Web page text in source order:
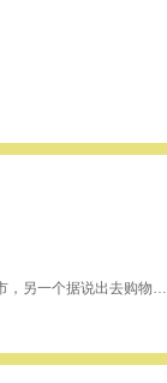
我去的时候只有一个MM在门市，另一个据说出去购物了，感觉很超值的。